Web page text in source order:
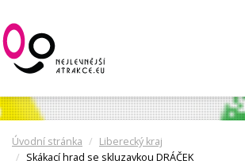
Úvodní stránka
Liberecký kraj
Skákací hrad se skluzavkou DRÁČEK